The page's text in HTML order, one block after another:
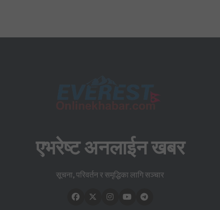
एभरेष्ट अनलाईन खबर
सूचना, परिवर्तन र समृद्धिका लागि सञ्चार